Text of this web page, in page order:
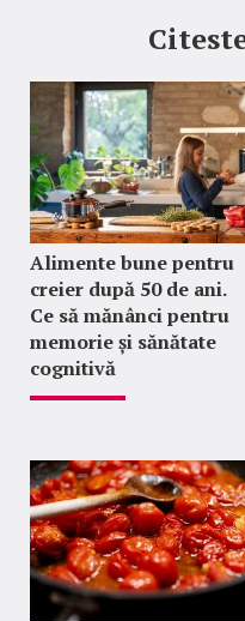
Alimente bune pentru
creier după 50 de ani.
Ce să mănânci pentru
memorie și sănătate
cognitivă